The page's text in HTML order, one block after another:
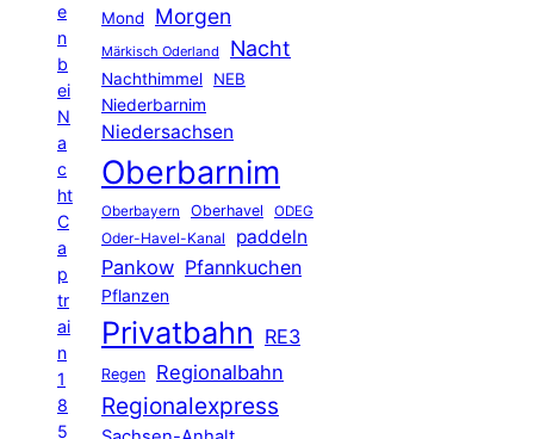
e
n
b
ei
N
a
c
ht
C
a
p
tr
ai
n
1
8
5
Mond
Morgen
Märkisch Oderland Nacht
Nachthimmel
NEB
Niederbarnim
Niedersachsen
Oberbarnim
Oberbayern Oberhavel ODEG
Oder-Havel-Kanal paddeln
Pankow Pfannkuchen
Pflanzen
Privatbahn RE3
Regen Regionalbahn
Regionalexpress